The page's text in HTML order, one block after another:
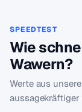
SPEEDTEST
Wie
Wawern?
Werte aus
aussagekräftiger